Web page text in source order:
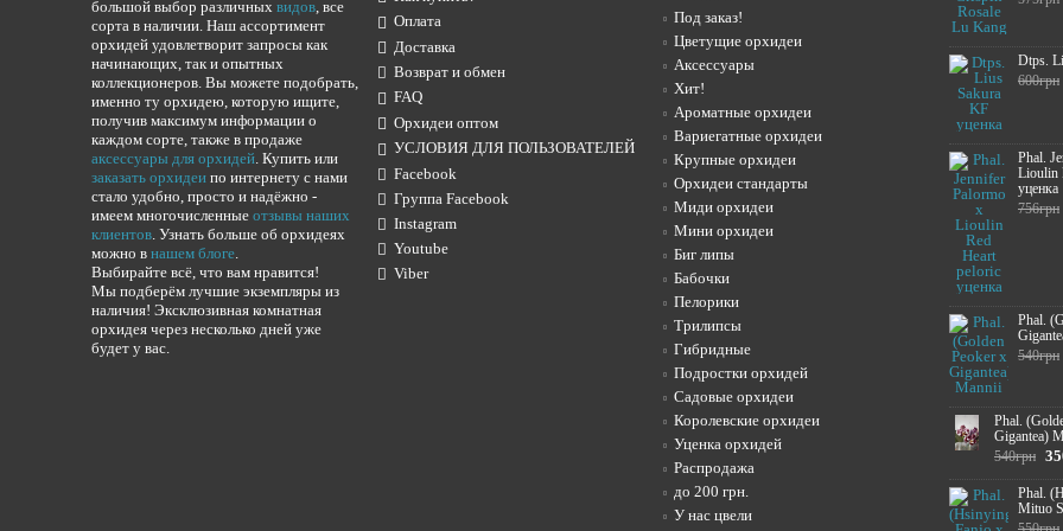
большой выбор различных видов, все
сорта в наличии. Наш ассортимент
орхидей удовлетворит запросы как
начинающих, так и опытных
коллекционеров. Вы можете подобрать,
именно ту орхидею, которую ищите,
получив максимум информации о
каждом сорте, также в продаже
аксессуары для орхидей. Купить или
заказать орхидеи по интернету с нами
стало удобно, просто и надёжно -
имеем многочисленные отзывы наших
клиентов. Узнать больше об орхидеях
можно в нашем блоге.
Выбирайте всё, что вам нравится!
Мы подберём лучшие экземпляры из
наличия! Эксклюзивная комнатная
орхидея через несколько дней уже
будет у вас.
Оплата
Доставка
Возврат и обмен
FAQ
Орхидеи оптом
УСЛОВИЯ ДЛЯ ПОЛЬЗОВАТЕЛЕЙ
Facebook
Группа Facebook
Instagram
Youtube
Viber
Под заказ!
Цветущие орхидеи
Аксессуары
Хит!
Ароматные орхидеи
Вариегатные орхидеи
Крупные орхидеи
Орхидеи стандарты
Миди орхидеи
Мини орхидеи
Биг липы
Бабочки
Пелорики
Трилипсы
Гибридные
Подростки орхидей
Садовые орхидеи
Королевские орхидеи
Уценка орхидей
Распродажа
до 200 грн.
У нас цвели
Dtps.
600грн
Phal.
Lioulin
уценка
756грн
Phal.
540грн
Phal.
Gigantea)
540грн
Phal.
Mituo